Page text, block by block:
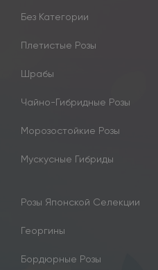
Без Категории
Плетистые Розы
Шрабы
Чайно-Гибридные Розы
Морозостойкие Розы
Мускусные Гибриды
Розы Японской Селекции
Георгины
Бордюрные Розы